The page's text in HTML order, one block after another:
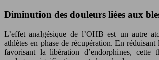
Diminution des douleurs liées aux
L’effet analgésique de l’OHB est un autre
athlètes en phase de récupération. En
favorisant la libération d’endorphines, cette